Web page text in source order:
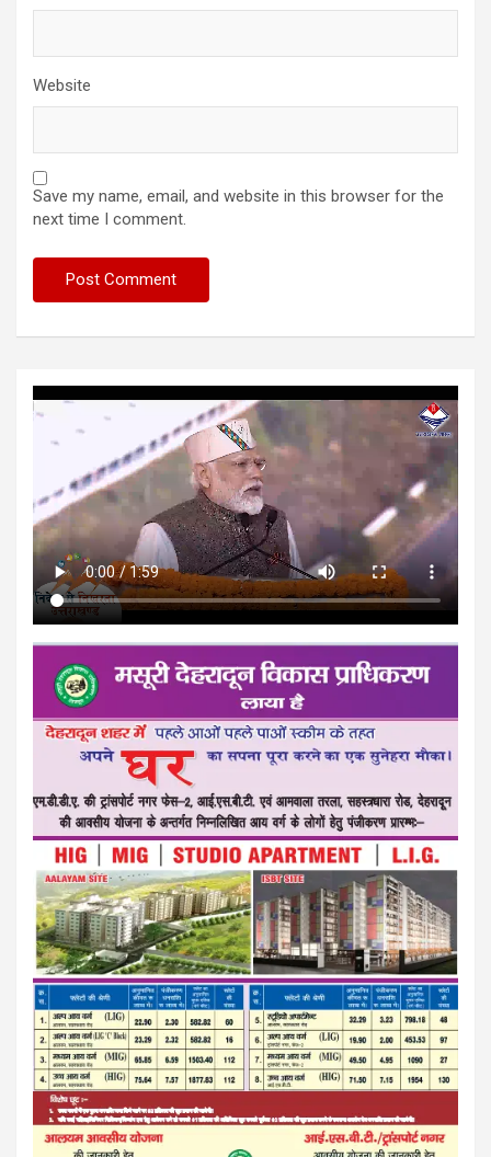
Website
Save my name, email, and website in this browser for the
next time I comment.